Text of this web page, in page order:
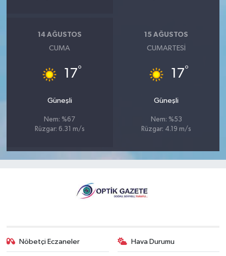
14 AĞUSTOS
CUMA
17°
Güneşli
Nem: %67
Rüzgar: 6.31 m/s
15 AĞUSTOS
CUMARTESI
17°
Güneşli
Nem: %53
Rüzgar: 4.19 m/s
Nöbetçi Eczaneler Hava Durumu